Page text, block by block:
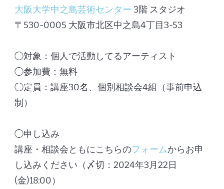
大阪大学中之島芸術センター 3階 スタジオ
〒530-0005 大阪市北区中之島4丁目3-53
◯対象：個人で活動してるアーティスト
◯参加費：無料
◯定員：講座30名、個別相談会4組（事前申込
制）
◯申し込み
講座・相談会ともにこちらのフォームからお申
し込みください（〆切：2024年3月22日
(金)18:00）